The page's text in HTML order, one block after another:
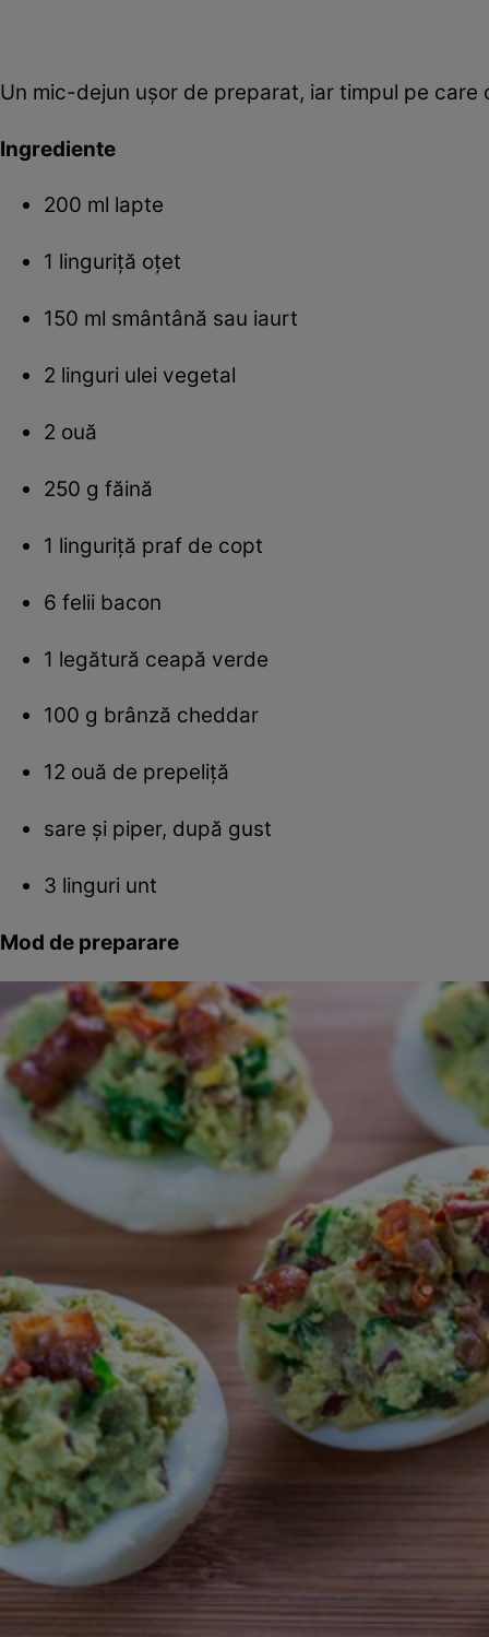
Un mic-dejun uşor de preparat, iar timpul pe
Ingrediente
200 ml lapte
1 linguriţă oţet
150 ml smântână sau iaurt
2 linguri ulei vegetal
2 ouă
250 g făină
1 linguriţă praf de copt
6 felii bacon
1 legătură ceapă verde
100 g brânză cheddar
12 ouă de prepeliţă
sare şi piper, după gust
3 linguri unt
Mod de preparare